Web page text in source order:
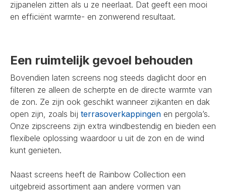
zijpanelen zitten als u ze neerlaat. Dat geeft een mooi
en efficiënt warmte- en zonwerend resultaat.
Een ruimtelijk gevoel behouden
Bovendien laten screens nog steeds daglicht door en
filteren ze alleen de scherpte en de directe warmte van
de zon. Ze zijn ook geschikt wanneer zijkanten en dak
open zijn, zoals bij terrasoverkappingen en pergola’s.
Onze zipscreens zijn extra windbestendig en bieden een
flexibele oplossing waardoor u uit de zon en de wind
kunt genieten.
Naast screens heeft de Rainbow Collection een
uitgebreid assortiment aan andere vormen van